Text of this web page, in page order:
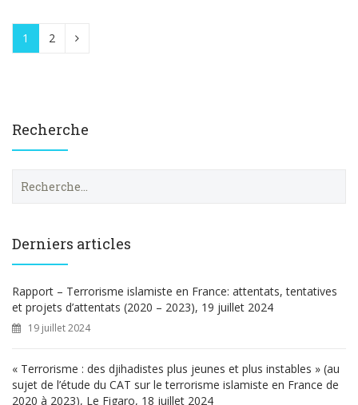
1 2
Recherche
e
h
e
r
Derniers articles
Rapport – Terrorisme islamiste en France: attentats, tentatives
et projets d’attentats (2020 – 2023), 19 juillet 2024
19 juillet 2024
« Terrorisme : des djihadistes plus jeunes et plus instables » (au
sujet de l’étude du CAT sur le terrorisme islamiste en France de
2020 à 2023), Le Figaro, 18 juillet 2024